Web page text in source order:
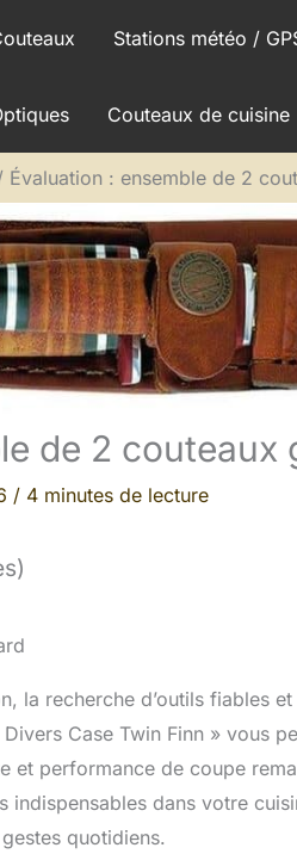
Stations météo /
Couteaux de cuisine
Évaluation : ensemble de 2
de 2 couteaux
/ 4 minutes de lecture
la recherche d’outils fiables
Case Twin Finn » vous
et performance de coupe
indispensables dans votre
quotidiens.